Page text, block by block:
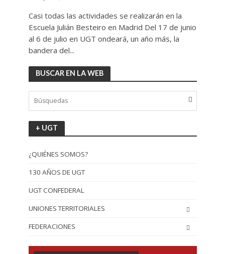
Casi todas las actividades se realizarán en la
Escuela Julián Besteiro en Madrid Del 17 de junio
al 6 de julio en UGT ondeará, un año más, la
bandera del...
BUSCAR EN LA WEB
+ UGT
¿QUIÉNES SOMOS?
130 AÑOS DE UGT
UGT CONFEDERAL
UNIONES TERRITORIALES
FEDERACIONES